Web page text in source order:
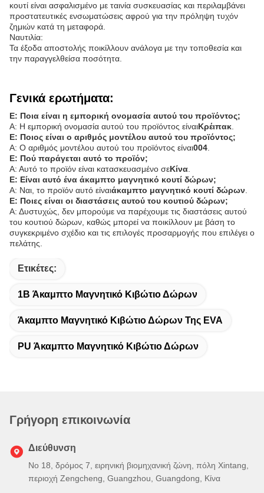
κουτί είναι ασφαλισμένο με ταινία συσκευασίας και περιλαμβάνει
προστατευτικές ενσωματώσεις αφρού για την πρόληψη τυχόν
ζημιών κατά τη μεταφορά.
Ναυτιλία:
Τα έξοδα αποστολής ποικίλλουν ανάλογα με την τοποθεσία και
την παραγγελθείσα ποσότητα.
Γενικά ερωτήματα:
Ε: Ποια είναι η εμπορική ονομασία αυτού του προϊόντος;
Α: Η εμπορική ονομασία αυτού του προϊόντος είναιΚρέιπακ
Ε: Ποιος είναι ο αριθμός μοντέλου αυτού του προϊόντος;
Α: Ο αριθμός μοντέλου αυτού του προϊόντος είναι004
Ε: Πού παράγεται αυτό το προϊόν;
Α: Αυτό το προϊόν είναι κατασκευασμένο σεΚίνα
Ε: Είναι αυτό ένα άκαμπτο μαγνητικό κουτί δώρων;
Α: Ναι, το προϊόν αυτό είναιάκαμπτο μαγνητικό κουτί δώρων
Ε: Ποιες είναι οι διαστάσεις αυτού του κουτιού δώρων;
Α: Δυστυχώς, δεν μπορούμε να παρέχουμε τις διαστάσεις αυτού
του κουτιού δώρων, καθώς μπορεί να ποικίλλουν με βάση το
συγκεκριμένο σχέδιο και τις επιλογές προσαρμογής που επιλέγει ο
πελάτης.
Ετικέτες:
1B Άκαμπτο Μαγνητικό Κιβώτιο Δώρων
Άκαμπτο Μαγνητικό Κιβώτιο Δώρων Της EVA
PU Άκαμπτο Μαγνητικό Κιβώτιο Δώρων
Γρήγορη επικοινωνία
Διεύθυνση
Νο 18, δρόμος 7, ειρηνική βιομηχανική ζώνη, πόλη Xintang,
περιοχή Zengcheng, Guangzhou, Guangdong, Κίνα